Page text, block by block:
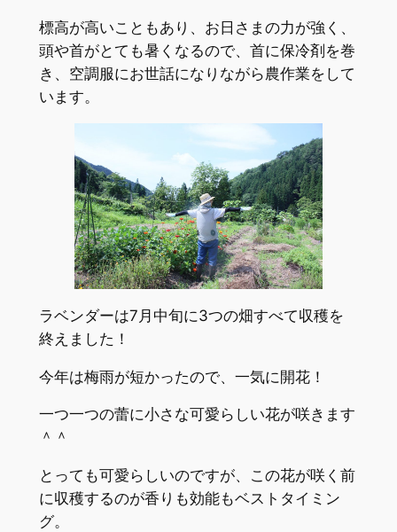
標高が高いこともあり、お日さまの力が強く、
頭や首がとても暑くなるので、首に保冷剤を巻
き、空調服にお世話になりながら農作業をして
います。
ラベンダーは7月中旬に3つの畑すべて収穫を
終えました！
今年は梅雨が短かったので、一気に開花！
一つ一つの蕾に小さな可愛らしい花が咲きます
＾＾
とっても可愛らしいのですが、この花が咲く前
に収穫するのが香りも効能もベストタイミン
グ。